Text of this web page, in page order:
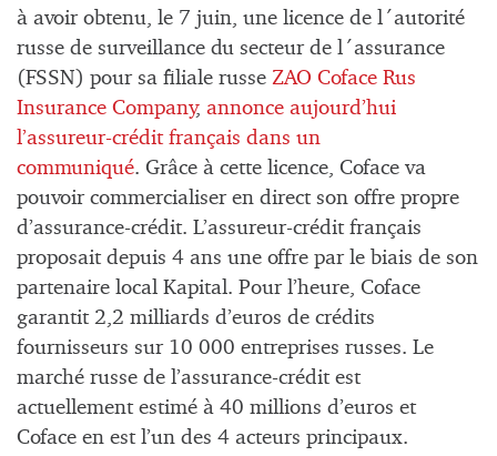
à avoir obtenu, le 7 juin, une licence de l´autorité
russe de surveillance du secteur de l´assurance
(FSSN) pour sa filiale russe ZAO Coface Rus
Insurance Company, annonce aujourd’hui
l’assureur-crédit français dans un
communiqué. Grâce à cette licence, Coface va
pouvoir commercialiser en direct son offre propre
d’assurance-crédit. L’assureur-crédit français
proposait depuis 4 ans une offre par le biais de son
partenaire local Kapital. Pour l’heure, Coface
garantit 2,2 milliards d’euros de crédits
fournisseurs sur 10 000 entreprises russes. Le
marché russe de l’assurance-crédit est
actuellement estimé à 40 millions d’euros et
Coface en est l’un des 4 acteurs principaux.